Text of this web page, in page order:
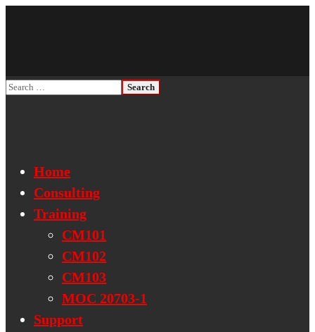
Home
Consulting
Training
CM101
CM102
CM103
MOC 20703-1
Support